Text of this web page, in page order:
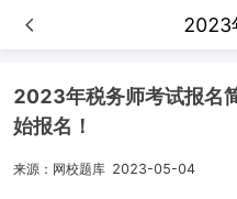
2023
2023年税务师考试报名
始报名！
来源：网校题库 2023-05-04